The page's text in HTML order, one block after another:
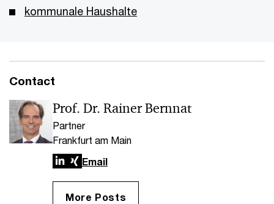
kommunale Haushalte
Contact
Prof. Dr. Rainer Bernnat
Partner
Frankfurt am Main
LinkedIn
XingEmail
More Posts